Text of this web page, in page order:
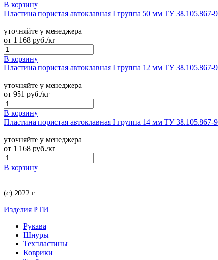
В корзину
Пластина пористая автоклавная I группа 50 мм ТУ 38.105.867-
уточняйте у менеджера
от 1 168 руб./кг
В корзину
Пластина пористая автоклавная I группа 12 мм ТУ 38.105.867-
уточняйте у менеджера
от 951 руб./кг
В корзину
Пластина пористая автоклавная I группа 14 мм ТУ 38.105.867-
уточняйте у менеджера
от 1 168 руб./кг
В корзину
(с) 2022 г.
Изделия РТИ
Рукава
Шнуры
Техпластины
Коврики